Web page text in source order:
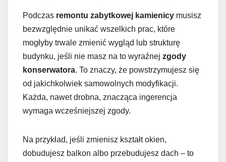
Podczas remontu zabytkowej kamienicy musisz
bezwzględnie unikać wszelkich prac, które
mogłyby trwale zmienić wygląd lub strukturę
budynku, jeśli nie masz na to wyraźnej zgody
konserwatora. To znaczy, że powstrzymujesz się
od jakichkolwiek samowolnych modyfikacji.
Każda, nawet drobna, znacząca ingerencja
wymaga wcześniejszej zgody.
Na przykład, jeśli zmienisz kształt okien,
dobudujesz balkon albo przebudujesz dach – to